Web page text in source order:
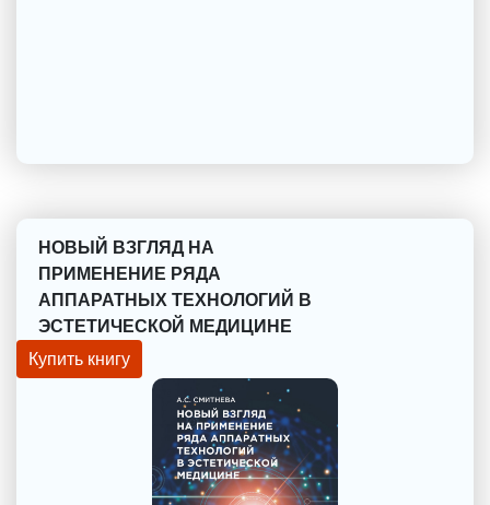
НОВЫЙ ВЗГЛЯД НА
ПРИМЕНЕНИЕ РЯДА
АППАРАТНЫХ ТЕХНОЛОГИЙ В
ЭСТЕТИЧЕСКОЙ МЕДИЦИНЕ
Купить книгу